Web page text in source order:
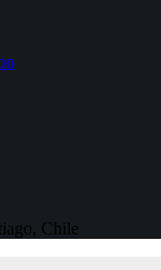
Chile